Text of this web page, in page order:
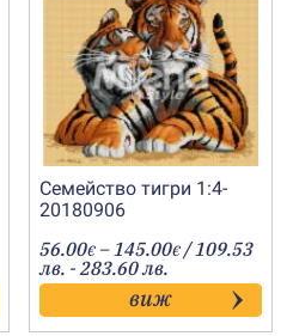
Семейство тигри 1:4-
20180906
56.00€ –145.00€Price
range:
56.00€
through
145.00€
/ 109.53
лв. - 283.60 лв.
виж